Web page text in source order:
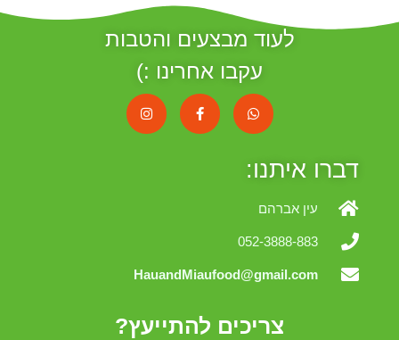
צריכים להתייעץ?
לעוד מבצעים והטבות
עקבו אחרינו :)
דברו איתנו:
עין אברהם
052-3888-883
HauandMiaufood@gmail.com